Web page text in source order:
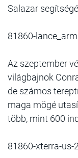
Salazar
81860-
Az szeptember
világbajnok
de számos
maga mögé
több, mint 600
81860-xterra-us-